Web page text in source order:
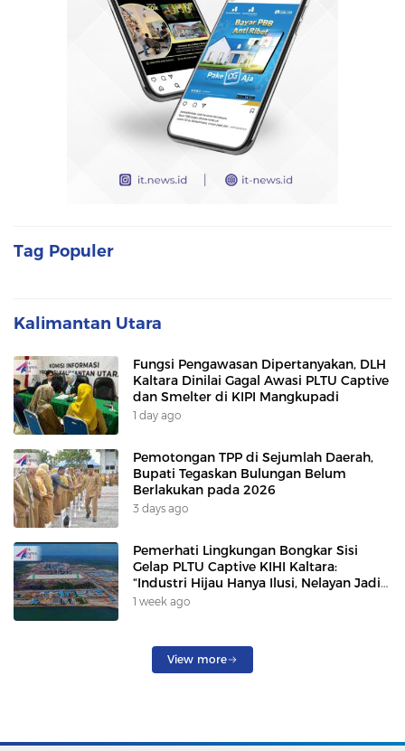
Tag Populer
Kalimantan Utara
Fungsi Pengawasan Dipertanyakan, DLH
Kaltara Dinilai Gagal Awasi PLTU Captive
dan Smelter di KIPI Mangkupadi
1 day ago
Pemotongan TPP di Sejumlah Daerah,
Bupati Tegaskan Bulungan Belum
Berlakukan pada 2026
3 days ago
Pemerhati Lingkungan Bongkar Sisi
Gelap PLTU Captive KIHI Kaltara:
“Industri Hijau Hanya Ilusi, Nelayan Jadi
Korban”
1 week ago
View more